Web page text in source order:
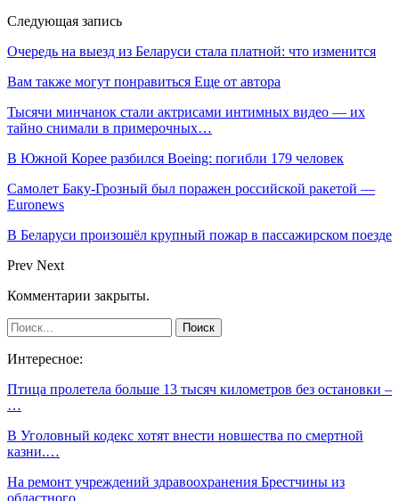
Следующая запись
Очередь на выезд из Беларуси стала платной: что изменится
Вам также могут понравиться Еще от автора
Тысячи минчанок стали актрисами интимных видео — их
тайно снимали в примерочных…
В Южной Корее разбился Boeing: погибли 179 человек
Самолет Баку-Грозный был поражен российской ракетой —
Euronews
В Беларуси произошёл крупный пожар в пассажирском поезде
Prev Next
Комментарии закрыты.
Интересное:
Птица пролетела больше 13 тысяч километров без остановки –
…
В Уголовный кодекс хотят внести новшества по смертной
казни.…
На ремонт учреждений здравоохранения Брестчины из
областного…